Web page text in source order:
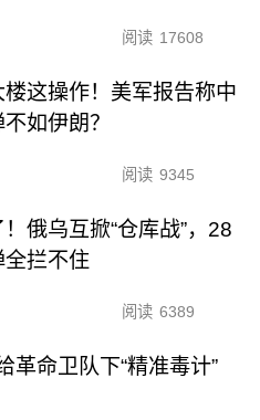
阅读 17608
楼这操作！美军报告称中
如伊朗？
阅读 9345
俄乌互掀“仓库战”，28
全拦不住
阅读 6389
革命卫队下“精准毒计”